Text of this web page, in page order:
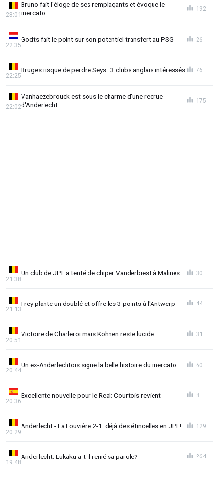
Bruno fait l'éloge de ses remplaçants et évoque le
mercato
23:01
192
Godts fait le point sur son potentiel transfert au PSG
22:35
26
Bruges risque de perdre Seys : 3 clubs anglais intéressés
22:25
76
Vanhaezebrouck est sous le charme d'une recrue
d'Anderlecht
22:02
175
Un club de JPL a tenté de chiper Vanderbiest à Malines
21:38
30
Frey plante un doublé et offre les 3 points à l'Antwerp
21:13
44
Victoire de Charleroi mais Kohnen reste lucide
20:51
31
Un ex-Anderlechtois signe la belle histoire du mercato
20:44
60
Excellente nouvelle pour le Real: Courtois revient
20:36
8
Anderlecht - La Louvière 2-1: déjà des étincelles en JPL!
20:29
129
Anderlecht: Lukaku a-t-il renié sa parole?
19:48
264